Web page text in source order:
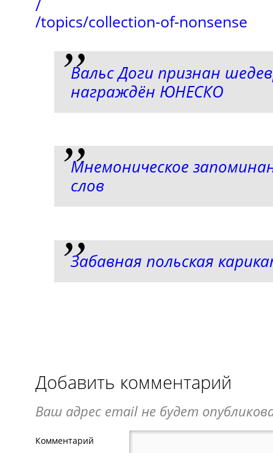
/
/topics/collection-of-nonsense
Вальс Доги признан
награждён ЮНЕСКО
Мнемоническое
слов
Забавная польская
Добавить комментарий
Ваш адрес email не будет
Комментарий